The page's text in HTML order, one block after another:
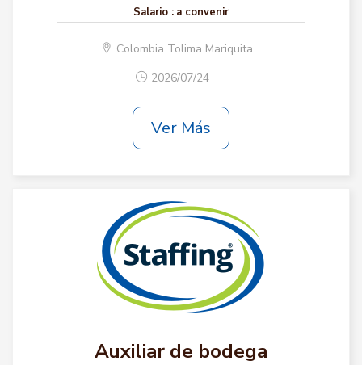
Salario : a convenir
Colombia Tolima Mariquita
2026/07/24
Ver Más
Auxiliar de bodega